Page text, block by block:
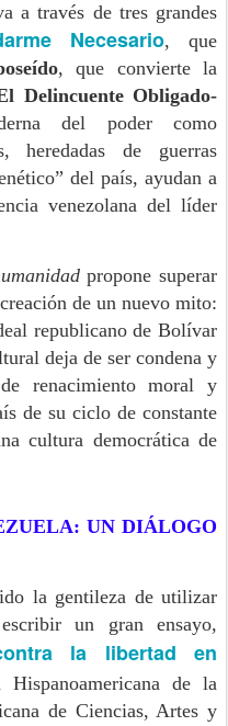
a través de tres grandes
Necesario, que
, que convierte la
Delincuente Obligado-
del poder como
heredadas de guerras
del país, ayudan a
venezolana del líder
propone superar
de un nuevo mito:
republicano de Bolívar
deja de ser condena y
renacimiento moral y
de su ciclo de constante
cultura democrática de
UN DIÁLOGO
la gentileza de utilizar
un gran ensayo,
la libertad en
de la
de Ciencias, Artes y